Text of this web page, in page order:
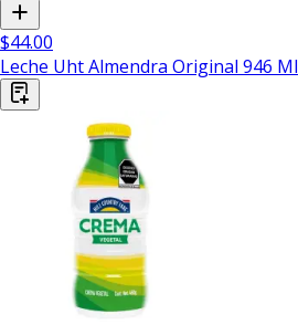
$44.00
Leche Uht Almendra Original 946 Ml